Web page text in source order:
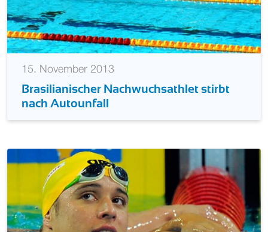
15. November 2013
Brasilianischer Nachwuchsathlet stirbt
nach Autounfall